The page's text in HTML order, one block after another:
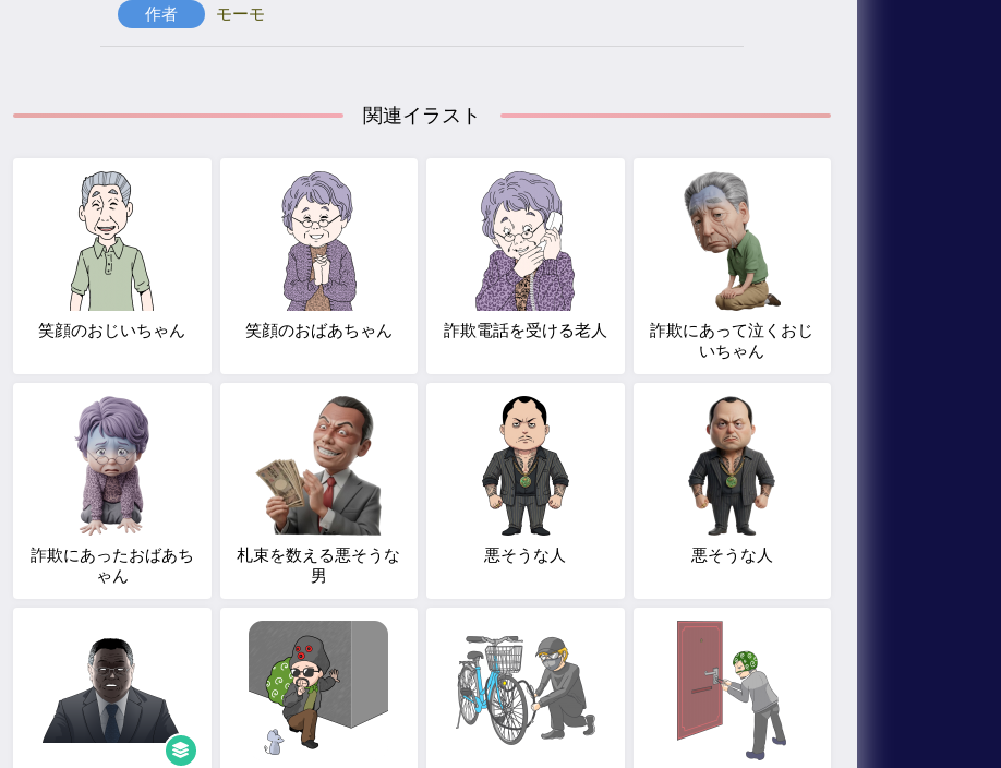
作者 モーモ
関連イラスト
笑顔のおじいちゃん 笑顔のおばあちゃん 詐欺電話を受ける老人
詐欺にあって泣くおじ
いちゃん
詐欺にあったおばあち
ゃん
札束を数える悪そうな
男
悪そうな人 悪そうな人